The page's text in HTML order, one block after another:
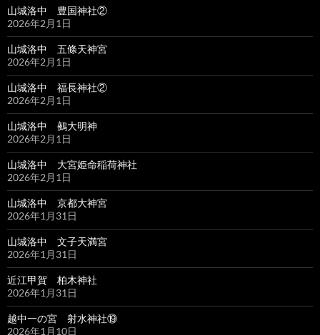
山城洛中 豊国神社②
2026年2月1日
山城洛中 五條天神宮
2026年2月1日
山城洛中 福長神社②
2026年2月1日
山城洛中 鵺大明神
2026年2月1日
山城洛中 大宮姫命稲荷神社
2026年2月1日
山城洛中 京都大神宮
2026年1月31日
山城洛中 文子天満宮
2026年1月31日
近江甲賀 柏木神社
2026年1月31日
越中一の宮 射水神社⑲
2026年1月10日